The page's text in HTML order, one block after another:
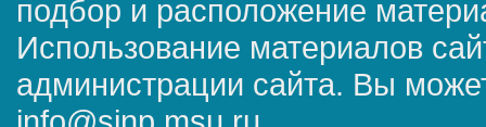
подбор и расположение
Использование материалов
администрации сайта. Вы